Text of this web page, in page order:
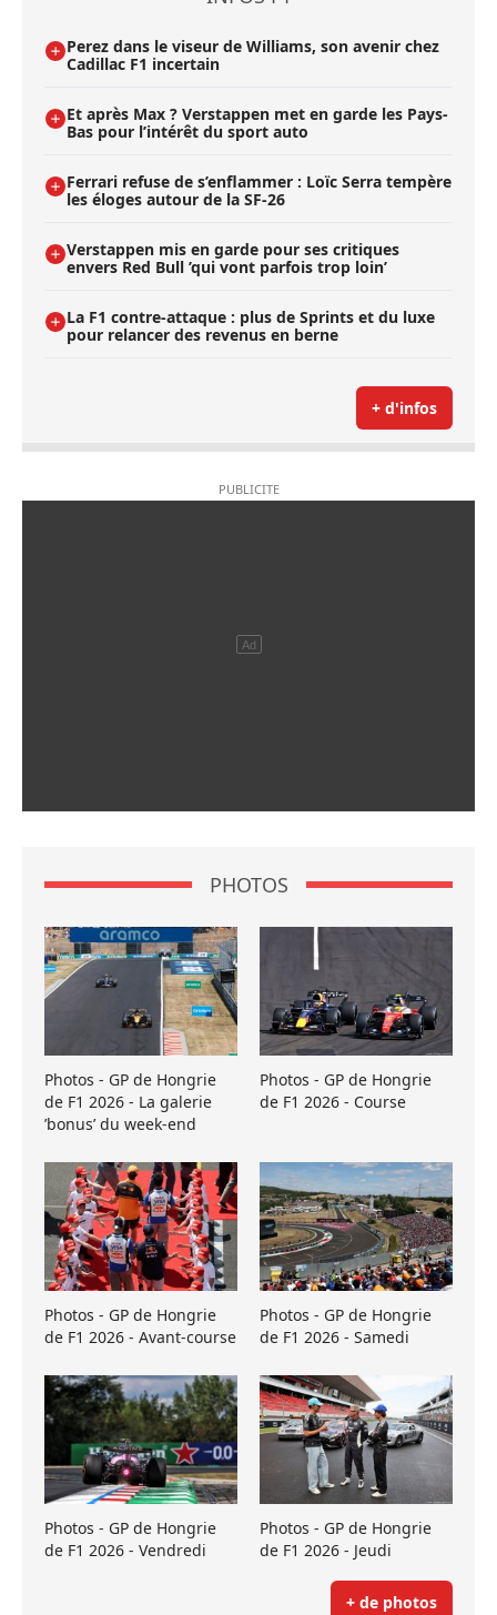
Perez dans le viseur de Williams, son avenir chez
Cadillac F1 incertain
Et après Max ? Verstappen met en garde les Pays-
Bas pour l’intérêt du sport auto
Ferrari refuse de s’enflammer : Loïc Serra tempère
les éloges autour de la SF-26
Verstappen mis en garde pour ses critiques
envers Red Bull ’qui vont parfois trop loin’
La F1 contre-attaque : plus de Sprints et du luxe
pour relancer des revenus en berne
+ d'infos
PHOTOS
Photos - GP de Hongrie
de F1 2026 - La galerie
’bonus’ du week-end
Photos - GP de Hongrie
de F1 2026 - Course
Photos - GP de Hongrie
de F1 2026 - Avant-course
Photos - GP de Hongrie
de F1 2026 - Samedi
Photos - GP de Hongrie
de F1 2026 - Vendredi
Photos - GP de Hongrie
de F1 2026 - Jeudi
+ de photos